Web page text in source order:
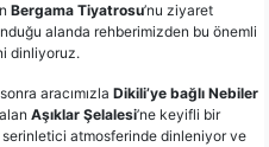
Bergama Tiyatrosu’nu ziyaret
alanda rehberimizden bu önemli
dinliyoruz.
aracımızla Dikili’ye bağlı Nebiler
Aşıklar Şelalesi’ne keyifli bir
atmosferinde dinleniyor ve